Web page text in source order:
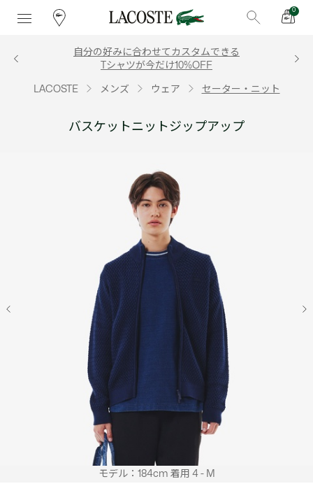
0
自分の好みに合わせてカスタムできる
Tシャツが今だけ10%OFF
LACOSTE メンズ ウェア セーター・ニット
バスケットニットジップアップ
モデル：184cm 着用 4 - M